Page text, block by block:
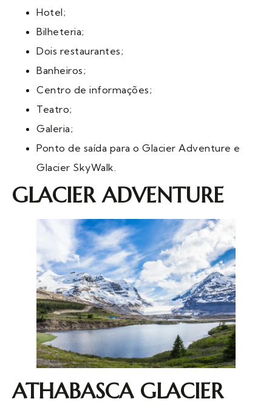
Hotel;
Bilheteria;
Dois restaurantes;
Banheiros;
Centro de informações;
Teatro;
Galeria;
Ponto de saída para o Glacier Adventure e
Glacier SkyWalk.
GLACIER ADVENTURE
ATHABASCA GLACIER